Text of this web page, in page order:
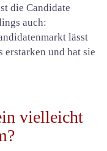
die Candidate
auch:
lässt
und hat sie
vielleicht